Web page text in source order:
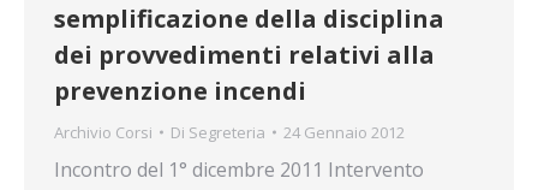
semplificazione della disciplina
dei provvedimenti relativi alla
prevenzione incendi
Archivio Corsi Di Segreteria 24 Gennaio 2012
Incontro del 1° dicembre 2011 Intervento